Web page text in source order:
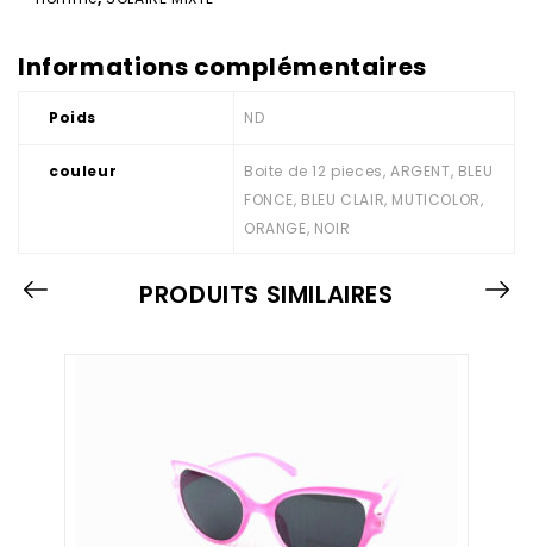
Informations complémentaires
Poids ND
couleur
Boite de 12 pieces, ARGENT, BLEU
FONCE, BLEU CLAIR, MUTICOLOR,
ORANGE, NOIR
PRODUITS SIMILAIRES